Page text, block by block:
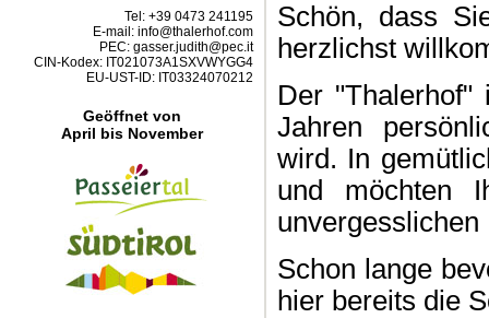
Tel: +39 0473 241195
E-mail: info@thalerhof.com
PEC: gasser.judith@pec.it
CIN-Kodex: IT021073A1SXVWYGG4
EU-UST-ID: IT03324070212
Geöffnet von
April bis November
Schön, dass
herzlichst
Der
Jahren
wird. In
und möchten
Schon lange
hier bereits die